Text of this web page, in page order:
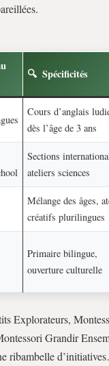
Spécificités
Cours d’anglais
dès l’âge de 3 ans
Sections
ateliers sciences
Mélange des âges,
créatifs plurilingues
Primaire bilingue,
ouverture culturelle
Explorateurs,
Grandir
ribambelle